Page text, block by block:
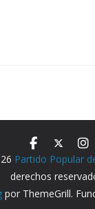
Partido Popular
derechos
por ThemeGrill.